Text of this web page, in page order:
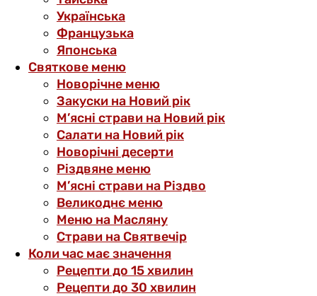
Українська
Французька
Японська
Святкове меню
Новорічне меню
Закуски на Новий рік
М’ясні страви на Новий рік
Салати на Новий рік
Новорічні десерти
Різдвяне меню
М’ясні страви на Різдво
Великоднє меню
Меню на Масляну
Страви на Святвечір
Коли час має значення
Рецепти до 15 хвилин
Рецепти до 30 хвилин